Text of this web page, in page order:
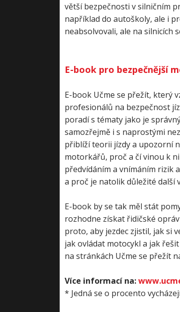
větší bezpečnosti v silničním
například do autoškoly, ale i
neabsolvovali, ale na silnicích
E-book pro bezpečnější
E-book Učme se přežít, který
profesionálů na bezpečnost
poradí s tématy jako je
samozřejmě i s naprostými
přiblíží teorii jízdy a upozorní
motorkářů, proč a čí vinou k
předvídáním a vnímáním rizik
a proč je natolik důležité další
E-book by se tak měl stát
rozhodne získat řidičské
proto, aby jezdec zjistil, jak si
jak ovládat motocykl a jak
na stránkách Učme se přežít
Více informací na:
* Jedná se o procento